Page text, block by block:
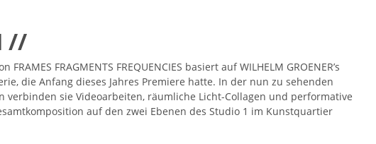
//
FRAGMENTS FREQUENCIES basiert auf WILHELM GROENER’s
die Anfang dieses Jahres Premiere hatte. In der nun zu sehenden
verbinden sie Videoarbeiten, räumliche Licht-Collagen und performative
auf den zwei Ebenen des Studio 1 im Kunstquartier